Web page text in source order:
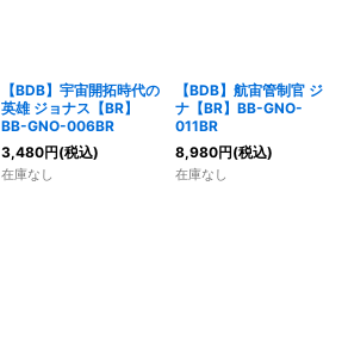
【BDB】宇宙開拓時代の
英雄 ジョナス【BR】
BB-GNO-006BR
3,480円(税込)
在庫なし
【BDB】航宙管制官 ジ
ナ【BR】BB-GNO-
011BR
8,980円(税込)
在庫なし